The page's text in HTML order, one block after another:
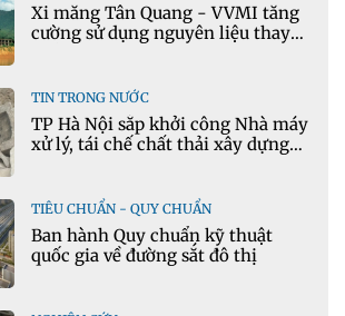
Xi măng Tân Quang - VVMI tăng
cường sử dụng nguyên liệu thay
TIN TRONG NƯỚC
TP Hà Nội sắp khởi công Nhà máy
xử lý, tái chế chất thải xây dựng
TIÊU CHUẨN - QUY CHUẨN
Ban hành Quy chuẩn kỹ thuật
quốc gia về đường sắt đô thị